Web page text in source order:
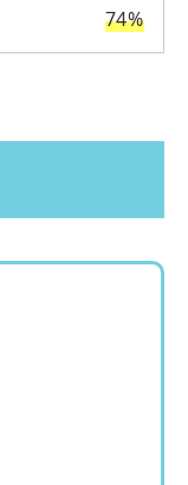
74%